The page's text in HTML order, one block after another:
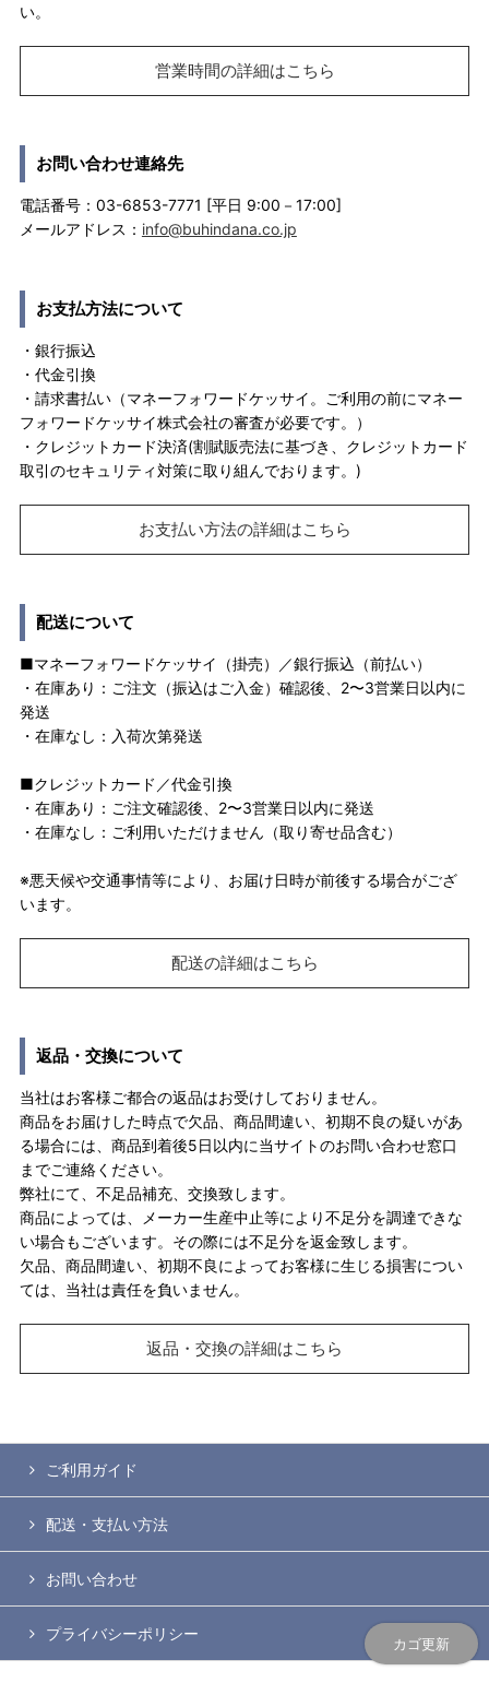
カゴ更新
い。
営業時間の詳細はこちら
お問い合わせ連絡先
電話番号：03-6853-7771 [平日 9:00－17:00]
メールアドレス： info@buhindana.co.jp
お支払方法について
・銀行振込
・代金引換
・請求書払い（マネーフォワードケッサイ。ご利用の前にマネー
フォワードケッサイ株式会社の審査が必要です。）
・クレジットカード決済(割賦販売法に基づき、クレジットカード
取引のセキュリティ対策に取り組んでおります。)
お支払い方法の詳細はこちら
配送について
■マネーフォワードケッサイ（掛売）／銀行振込（前払い）
・在庫あり：ご注文（振込はご入金）確認後、2〜3営業日以内に
発送
・在庫なし：入荷次第発送
■クレジットカード／代金引換
・在庫あり：ご注文確認後、2〜3営業日以内に発送
・在庫なし：ご利用いただけません（取り寄せ品含む）
※悪天候や交通事情等により、お届け日時が前後する場合がござ
います。
配送の詳細はこちら
返品・交換について
当社はお客様ご都合の返品はお受けしておりません。
商品をお届けした時点で欠品、商品間違い、初期不良の疑いがあ
る場合には、商品到着後5日以内に当サイトのお問い合わせ窓口
までご連絡ください。
弊社にて、不足品補充、交換致します。
商品によっては、メーカー生産中止等により不足分を調達できな
い場合もございます。その際には不足分を返金致します。
欠品、商品間違い、初期不良によってお客様に生じる損害につい
ては、当社は責任を負いません。
返品・交換の詳細はこちら
ご利用ガイド
配送・支払い方法
お問い合わせ
プライバシーポリシー